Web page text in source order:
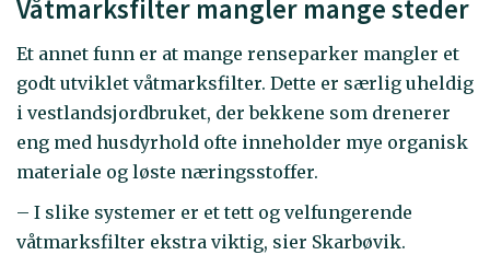
Våtmarksfilter mangler mange steder
Et annet funn er at mange renseparker mangler et
godt utviklet våtmarksfilter. Dette er særlig uheldig
i vestlandsjordbruket, der bekkene som drenerer
eng med husdyrhold ofte inneholder mye organisk
materiale og løste næringsstoffer.
– I slike systemer er et tett og velfungerende
våtmarksfilter ekstra viktig, sier Skarbøvik.